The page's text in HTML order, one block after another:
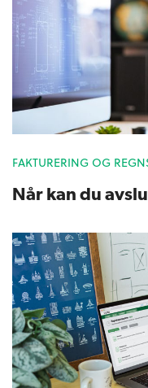
FAKTURERING OG
Når kan du